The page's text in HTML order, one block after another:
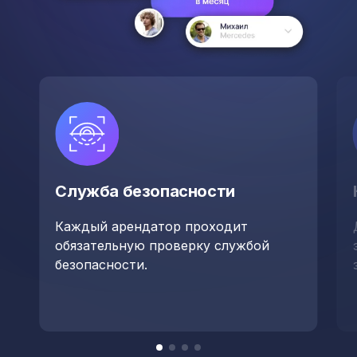
Служба безопасности
Каждый арендатор проходит
обязательную проверку службой
безопасности.
itemitem
itemitem